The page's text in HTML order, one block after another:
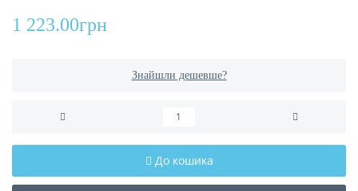
1 223.00грн
Знайшли дешевше?
До кошика